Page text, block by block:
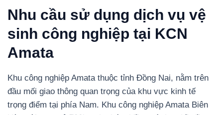
Nhu cầu sử dụng dịch vụ vệ
sinh công nghiệp tại KCN
Amata
Khu công nghiệp Amata thuộc tỉnh Đồng Nai, nằm trên
đầu mối giao thông quan trọng của khu vực kinh tế
trọng điểm tại phía Nam. Khu công nghiệp Amata Biên